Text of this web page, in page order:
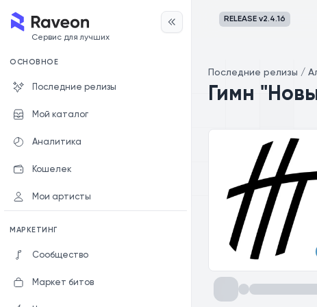
Сервис для лучших
ОСНОВНОЕ
Последние релизы
Мой каталог
Аналитика
Кошелек
Мои артисты
МАРКЕТИНГ
Сообщество
Маркет битов
RELEASE v2.4.16
Последние релизы /
Гимн